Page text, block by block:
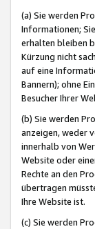
(a) Sie werden
Informationen;
erhalten bleiben
Kürzung nicht
auf eine
Bannern); ohne
Besucher Ihrer
(b) Sie werden
anzeigen, weder
innerhalb von
Website oder
Rechte an den
übertragen
Ihre Website ist.
(c) Sie werden